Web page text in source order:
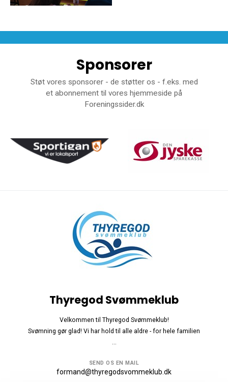
Sponsorer
Støt vores sponsorer - de støtter os - f.eks. med
et abonnement til vores hjemmeside på
Foreningssider.dk
Thyregod Svømmeklub
Velkommen til Thyregod Svømmeklub!
Svømning gør glad! Vi har hold til alle aldre - for hele familien
...
SEND OS EN MAIL
formand@thyregodsvommeklub.dk